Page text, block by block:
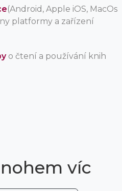
(Android, Apple iOS, MacOs
platformy a zařízení
o čtení a používání knih
víc